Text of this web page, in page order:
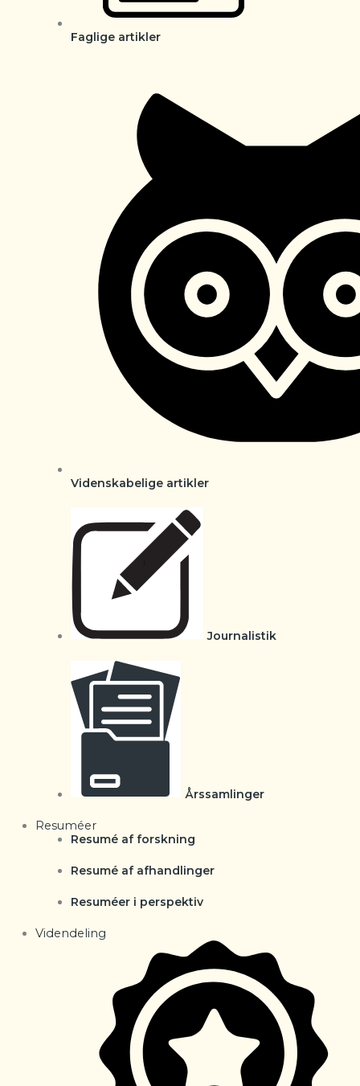
Faglige artikler
Videnskabelige artikler
Journalistik
Årssamlinger
Resuméer
Resumé af forskning
Resumé af afhandlinger
Resuméer i perspektiv
Videndeling